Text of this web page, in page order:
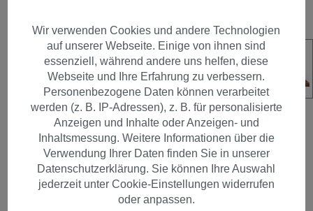
Perücke wilder Schnitt & Sexy
Pony (MA-255-27T613)
Wir verwenden Cookies und andere Technologien
auf unserer Webseite. Einige von ihnen sind
essenziell, während andere uns helfen, diese
Webseite und Ihre Erfahrung zu verbessern.
Personenbezogene Daten können verarbeitet
werden (z. B. IP-Adressen), z. B. für personalisierte
Anzeigen und Inhalte oder Anzeigen- und
Inhaltsmessung. Weitere Informationen über die
Verwendung Ihrer Daten finden Sie in unserer
Datenschutzerklärung. Sie können Ihre Auswahl
jederzeit unter Cookie-Einstellungen widerrufen
oder anpassen.